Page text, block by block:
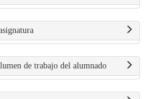
de trabajo del alumnado